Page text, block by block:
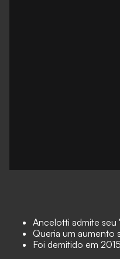
Ancelotti admite seu
Queria um aumento
Foi demitido em